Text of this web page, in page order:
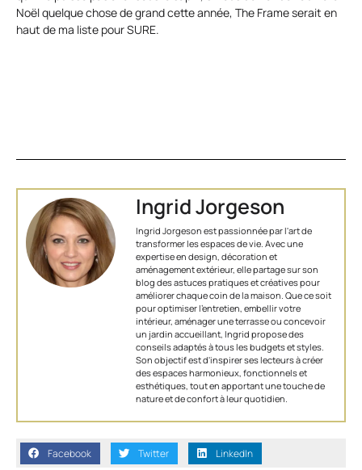
Noël quelque chose de grand cette année, The Frame serait en
haut de ma liste pour SURE.
Ingrid Jorgeson
Ingrid Jorgeson est passionnée par l'art de
transformer les espaces de vie. Avec une
expertise en design, décoration et
aménagement extérieur, elle partage sur son
blog des astuces pratiques et créatives pour
améliorer chaque coin de la maison. Que ce soit
pour optimiser l’entretien, embellir votre
intérieur, aménager une terrasse ou concevoir
un jardin accueillant, Ingrid propose des
conseils adaptés à tous les budgets et styles.
Son objectif est d'inspirer ses lecteurs à créer
des espaces harmonieux, fonctionnels et
esthétiques, tout en apportant une touche de
nature et de confort à leur quotidien.
Facebook Twitter LinkedIn